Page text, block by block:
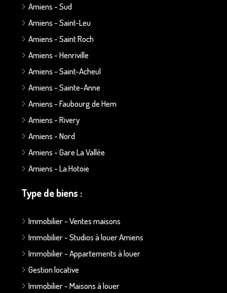
Amiens - Sud
Amiens - Saint-Leu
Amiens - Saint Roch
Amiens - Henriville
Amiens - Saint-Acheul
Amiens - Sainte-Anne
Amiens - Faubourg de Hem
Amiens - Rivery
Amiens - Nord
Amiens - Gare La Vallée
Amiens - La Hotoie
Type de biens :
Immobilier - Ventes maisons
Immobilier - Studios à louer Amiens
Immobilier - Appartements à louer
Gestion locative
Immobilier - Maisons à louer